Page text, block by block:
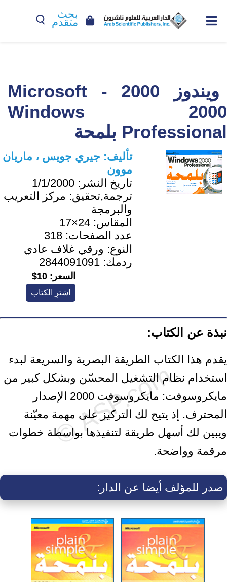
بحث
متقدم
ويندوز 2000 - Microsoft
Windows 2000
Professional بلمحة
تأليف: جيري جويس ، ماريان
موون
تاريخ النشر: 1/1/2000
ترجمة,تحقيق: مركز التعريب
والبرمجة
المقاس: 24×17
عدد الصفحات: 318
النوع: ورقي غلاف عادي
ردمك: 2844091091
السعر: 10$
اشترِ الكتاب
نبذة عن الكتاب:
يقدم هذا الكتاب الطريقة البصرية والسريعة لبدء
استخدام نظام التشغيل المحسّن وبشكل كبير من
مايكروسوفت: مايكروسوفت 2000 الإصدار
المحترف. إذ يتيح لك التركيز على مهمة معيّنة
ويبين لك أسهل طريقة لتنفيذها بواسطة خطوات
مرقمة وواضحة.
صدر للمؤلف أيضا عن الدار: